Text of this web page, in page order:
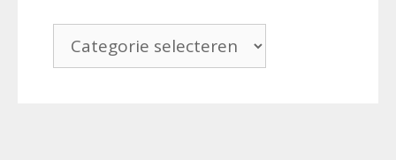
Categorieën